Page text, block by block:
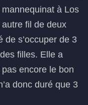
à Los
fil de deux
de s’occuper de 3
filles. Elle a
encore le bon
donc duré que 3